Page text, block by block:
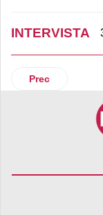
INTERVISTA
Articolo
Prec